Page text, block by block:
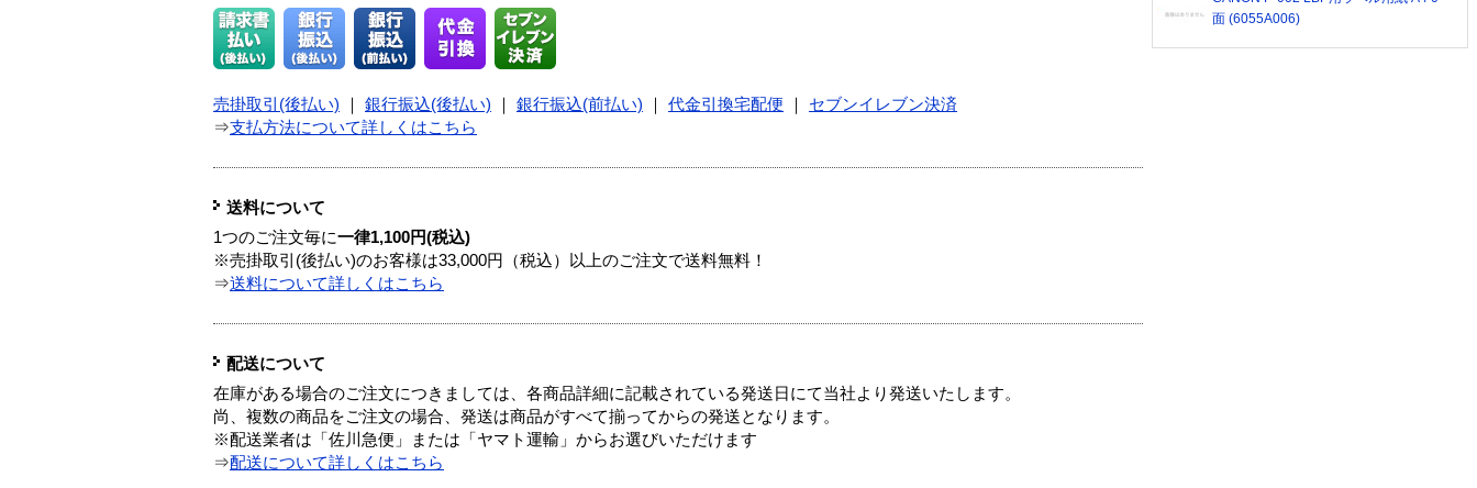
売掛取引(後払い) 銀行振込(後払い) 銀行振込(前払い) 代金引換宅配便
セブンイレブン決済
⇒支払方法について詳しくはこちら
送料について
1つのご注文毎に一律1,100円(税込)
※売掛取引(後払い)のお客様は33,000円（税込）以上のご注文で送料無料！
⇒送料について詳しくはこちら
配送について
在庫がある場合のご注文につきましては、各商品詳細に記載されている発送日にて当社より発送いたします。
尚、複数の商品をご注文の場合、発送は商品がすべて揃ってからの発送となります。
※配送業者は「佐川急便」または「ヤマト運輸」からお選びいただけます
⇒配送について詳しくはこちら
面 (6055A006)